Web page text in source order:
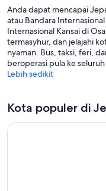
Anda dapat mencapai
atau Bandara
Internasional Kansai di
termasyhur, dan jelajahi
nyaman. Bus, taksi, feri,
beroperasi pula ke seluruh
Lebih sedikit
Kota populer di